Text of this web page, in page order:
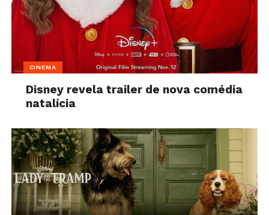
CINEMA
Disney revela trailer de nova comédia
natalícia